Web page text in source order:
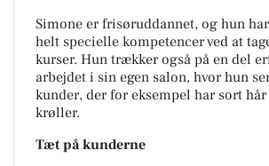
Simone er frisøruddannet, og hun
helt specielle kompetencer ved at
kurser. Hun trækker også på en del
arbejdet i sin egen salon, hvor hun
kunder, der for eksempel har sort
krøller.
Tæt på kunderne